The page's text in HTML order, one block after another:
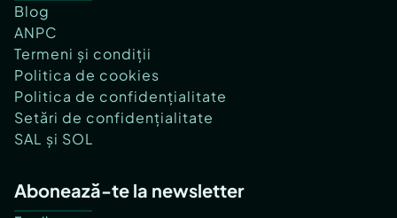
Blog
ANPC
Termeni și condiții
Politica de cookies
Politica de confidențialitate
Setări de confidențialitate
SAL și SOL
Abonează-te la newsletter